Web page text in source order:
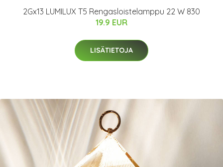
2Gx13 LUMILUX T5 Rengasloistelamppu 22 W 830
19.9 EUR
LISÄTIETOJA